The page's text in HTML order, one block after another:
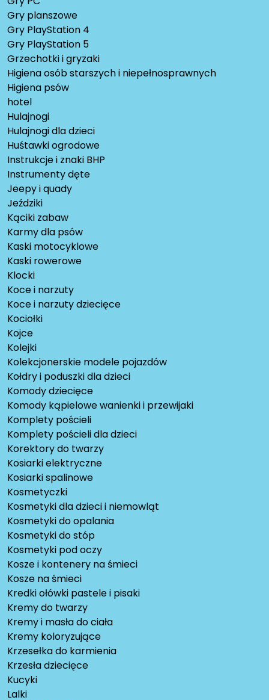
Gry planszowe
Gry PlayStation 4
Gry PlayStation 5
Grzechotki i gryzaki
Higiena osób starszych i niepełnosprawnych
Higiena psów
hotel
Hulajnogi
Hulajnogi dla dzieci
Huśtawki ogrodowe
Instrukcje i znaki BHP
Instrumenty dęte
Jeepy i quady
Jeździki
Kąciki zabaw
Karmy dla psów
Kaski motocyklowe
Kaski rowerowe
Klocki
Koce i narzuty
Koce i narzuty dziecięce
Kociołki
Kojce
Kolejki
Kolekcjonerskie modele pojazdów
Kołdry i poduszki dla dzieci
Komody dziecięce
Komody kąpielowe wanienki i przewijaki
Komplety pościeli
Komplety pościeli dla dzieci
Korektory do twarzy
Kosiarki elektryczne
Kosiarki spalinowe
Kosmetyczki
Kosmetyki dla dzieci i niemowląt
Kosmetyki do opalania
Kosmetyki do stóp
Kosmetyki pod oczy
Kosze i kontenery na śmieci
Kosze na śmieci
Kredki ołówki pastele i pisaki
Kremy do twarzy
Kremy i masła do ciała
Kremy koloryzujące
Krzesełka do karmienia
Krzesła dziecięce
Kucyki
Lalki